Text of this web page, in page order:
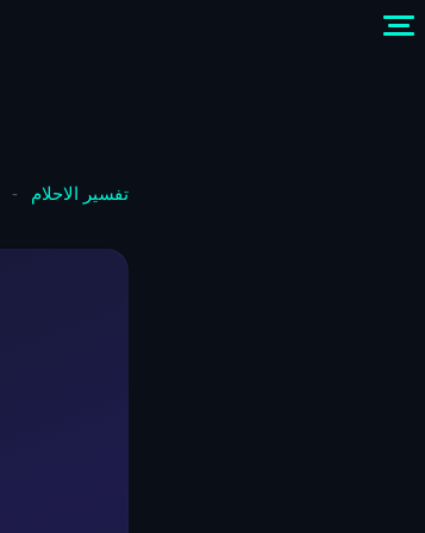
تفسير الاحلام -